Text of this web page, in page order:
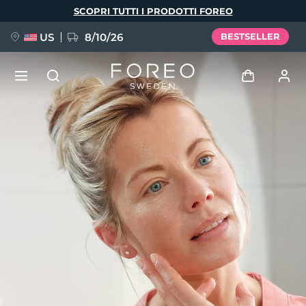
SCOPRI TUTTI I PRODOTTI FOREO
US 8/10/26 BESTSELLER
Profilo utente
I miei dispositivi
I miei ordini
I miei indirizzi
I miei abbonamenti
NUOVO
FAQ™ Pure Beauty-Tech Elixir
BREAKING NEWS
issa™ Teeth Whitening Set
Lingua
Deutsch
Español
Italiano
Português
Svenska
Русский
简体中文 繁體中文